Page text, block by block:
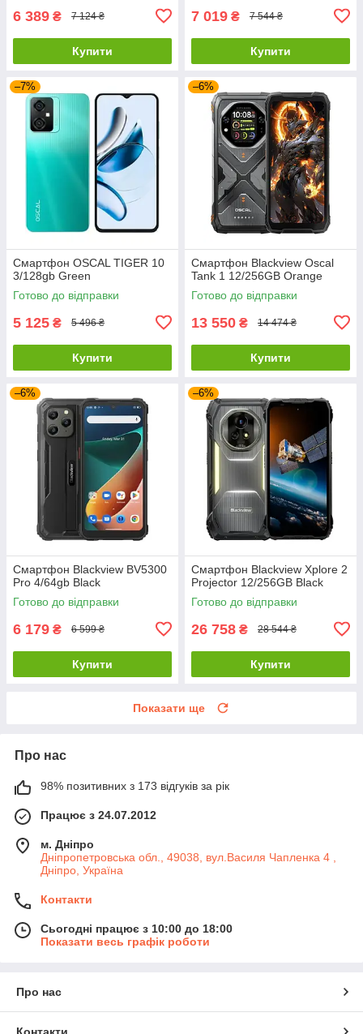
6 389 ₴ 7 124 ₴
Купити
7 019 ₴ 7 544 ₴
Купити
–7%
Смартфон OSCAL TIGER 10
3/128gb Green
Готово до відправки
5 125 ₴ 5 496 ₴
Купити
–6%
Смартфон Blackview Oscal
Tank 1 12/256GB Orange
Готово до відправки
13 550 ₴ 14 474 ₴
Купити
–6%
Смартфон Blackview BV5300
Pro 4/64gb Black
Готово до відправки
6 179 ₴ 6 599 ₴
Купити
–6%
Смартфон Blackview Xplore 2
Projector 12/256GB Black
Готово до відправки
26 758 ₴ 28 544 ₴
Купити
Показати ще
Про нас
98% позитивних з 173 відгуків за рік
Працює з 24.07.2012
м. Дніпро
Дніпропетровська обл., 49038, вул.Василя Чапленка 4 ,
Дніпро, Україна
Контакти
Сьогодні працює з 10:00 до 18:00
Показати весь графік роботи
Про нас